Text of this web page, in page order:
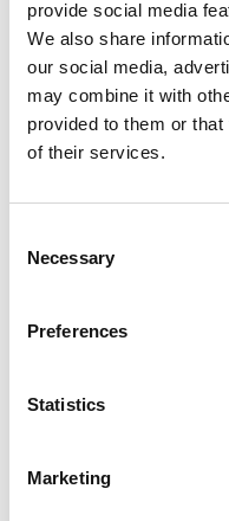
provide social media
We also share
our social media,
may combine it with
provided to them or
of their services.
Selection
Necessary
Preferences
Statistics
Marketing
Il Sistema di gestione
più recenti standard
riferimento per definire le
Continua a leggere